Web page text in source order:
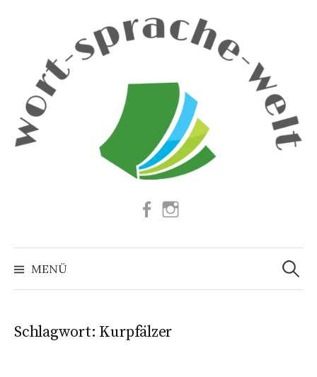
Facebook
MENÜ
Suchen
nach:
Schlagwort: Kurpfälzer